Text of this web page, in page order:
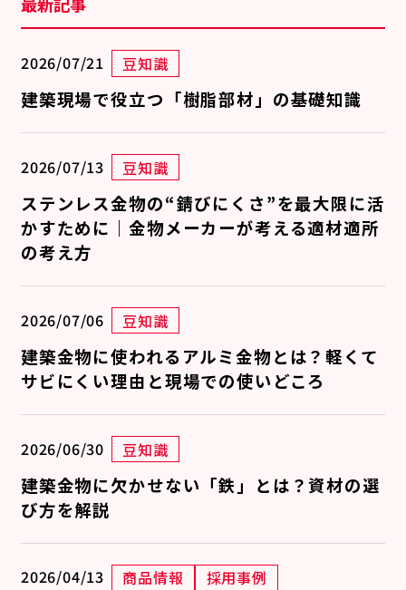
2026/07/21 豆知識
建築現場で役立つ「樹脂部材」の基礎知識
2026/07/13 豆知識
ステンレス金物の“錆びにくさ”を最大限に活
かすために｜金物メーカーが考える適材適所
の考え方
2026/07/06 豆知識
建築金物に使われるアルミ金物とは？軽くて
サビにくい理由と現場での使いどころ
2026/06/30 豆知識
建築金物に欠かせない「鉄」とは？資材の選
び方を解説
2026/04/13 商品情報 採用事例